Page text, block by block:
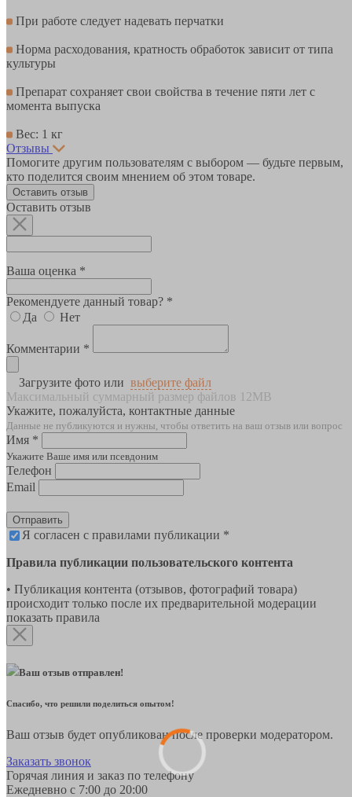
При работе следует надевать перчатки
Норма расходования, кратность обработок зависит от типа
культуры
Препарат сохраняет свои свойства в течение пяти лет с
момента выпуска
Вес: 1 кг
Отзывы
Помогите другим пользователям с выбором — будьте первым,
кто поделится своим мнением об этом товаре.
Оставить отзыв
Оставить отзыв
Ваша оценка *
Рекомендуете данный товар? *
Да
Нет
Комментарии *
Загрузите фото или выберите файл
Максимальный суммарный размер файлов 12MB
Укажите, пожалуйста, контактные данные
Данные не публикуются и нужны, чтобы ответить на ваш отзыв или вопрос
Имя *
Укажите Ваше имя или псевдоним
Телефон
Email
Отправить
Я согласен с правилами публикации *
Правила публикации пользовательского контента
• Публикация контента (отзывов, фотографий товара)
происходит только после их предварительной модерации
показать правила
Ваш отзыв отправлен!
Спасибо, что решили поделиться опытом!
Ваш отзыв будет опубликован после проверки модератором.
Заказать звонок
Горячая линия и заказ по телефону
Ежедневно с 7:00 до 20:00